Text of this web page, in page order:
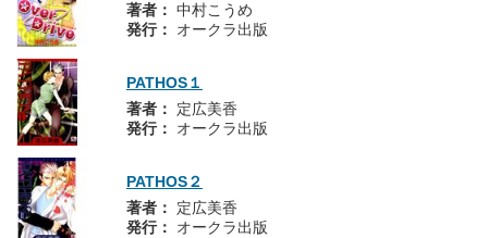
著者： 中村こうめ
発行：
オークラ出版
PATHOS１
著者：
定広美香
発行：
オークラ出版
PATHOS２
著者：
定広美香
発行：
オークラ出版